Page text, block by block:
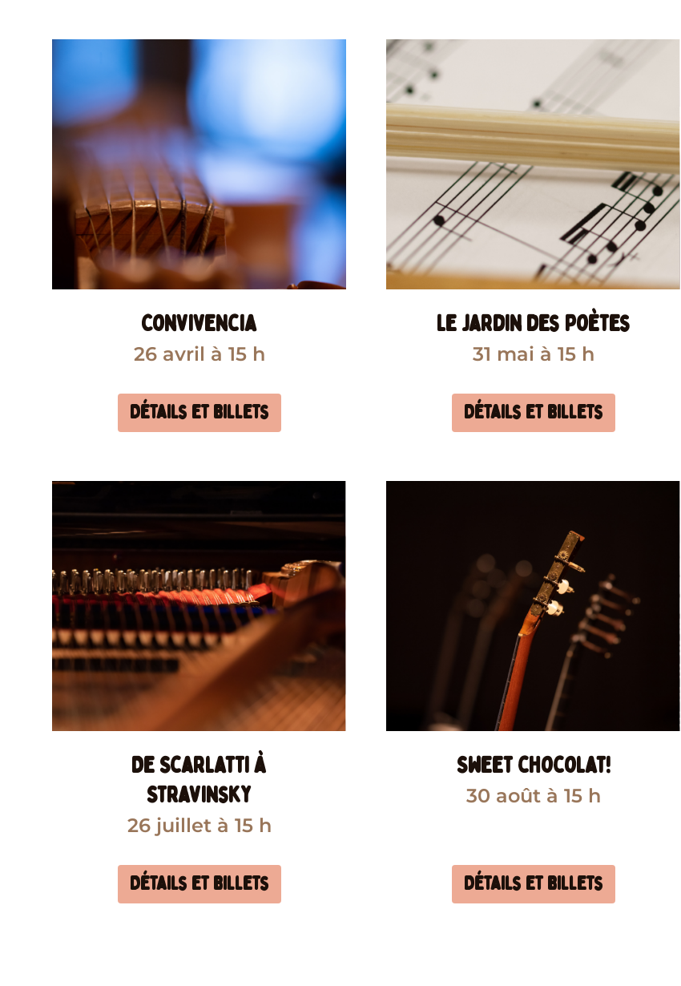
Convivencia
26 avril à 15 h
Détails et billets
Le jardin des poètes
31 mai à 15 h
Détails et billets
De Scarlatti à
Stravinsky
26 juilletà 15 h
Détails et billets
Sweet chocolat!
30 aoûtà 15 h
Détails et billets